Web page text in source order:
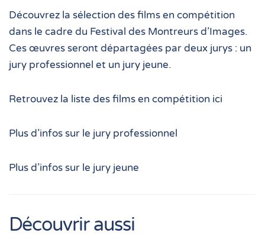
Découvrez la sélection des films en compétition
dans le cadre du Festival des Montreurs d’Images.
Ces œuvres seront départagées par deux jurys : un
jury professionnel et un jury jeune.
Retrouvez la liste des films en compétition ici
Plus d’infos sur le jury professionnel
Plus d’infos sur le jury jeune
Découvrir aussi